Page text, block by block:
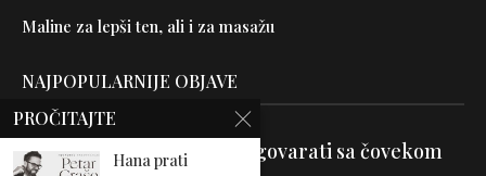
Maline za lepši ten, ali i za masažu
NAJPOPULARNIJE OBJAVE
Velika je veština znati razgovarati sa čovekom
PROČITAJTE
Hana prati